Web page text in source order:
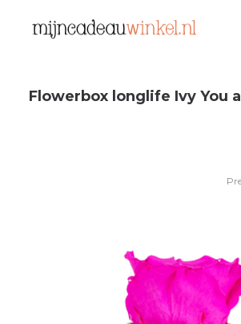
Flowerbox longlife Ivy You